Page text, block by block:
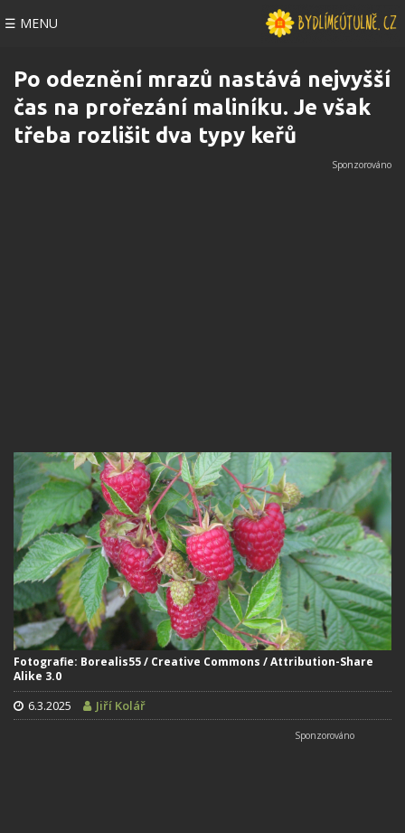
☰ MENU
Po odeznění mrazů nastává nejvyšší
čas na prořezání maliníku. Je však
třeba rozlišit dva typy keřů
Fotografie: Borealis55 / Creative Commons / Attribution-Share
Alike 3.0
6.3.2025 Jiří Kolář